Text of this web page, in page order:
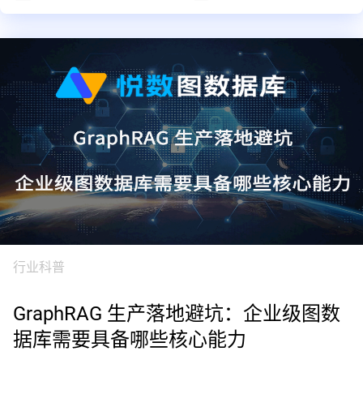
行业科普
GraphRAG 生产落地避坑：企业级图数
据库需要具备哪些核心能力